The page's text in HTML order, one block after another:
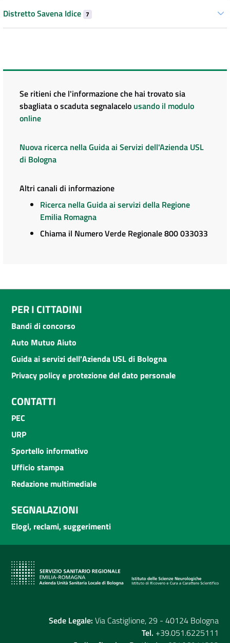
Distretto Savena Idice 7
Se ritieni che l'informazione che hai trovato sia
sbagliata o scaduta segnalacelo usando il modulo
online
Nuova ricerca nella Guida ai Servizi dell'Azienda USL
di Bologna
Altri canali di informazione
Ricerca nella Guida ai servizi della Regione
Emilia Romagna
Chiama il Numero Verde Regionale 800 033033
PER I CITTADINI
Bandi di concorso
Auto Mutuo Aiuto
Guida ai servizi dell'Azienda USL di Bologna
Privacy policy e protezione del dato personale
CONTATTI
PEC
URP
Sportello informativo
Ufficio stampa
Redazione multimediale
SEGNALAZIONI
Elogi, reclami, suggerimenti
Sede Legale: Via Castiglione, 29 - 40124 Bologna
Tel. +39.051.6225111